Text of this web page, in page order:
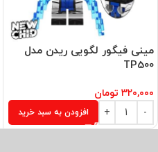
مینی فیگور لگویی ریدن مدل
TP500
۳۲۰,۰۰۰ تومان
افزودن به سبد خرید